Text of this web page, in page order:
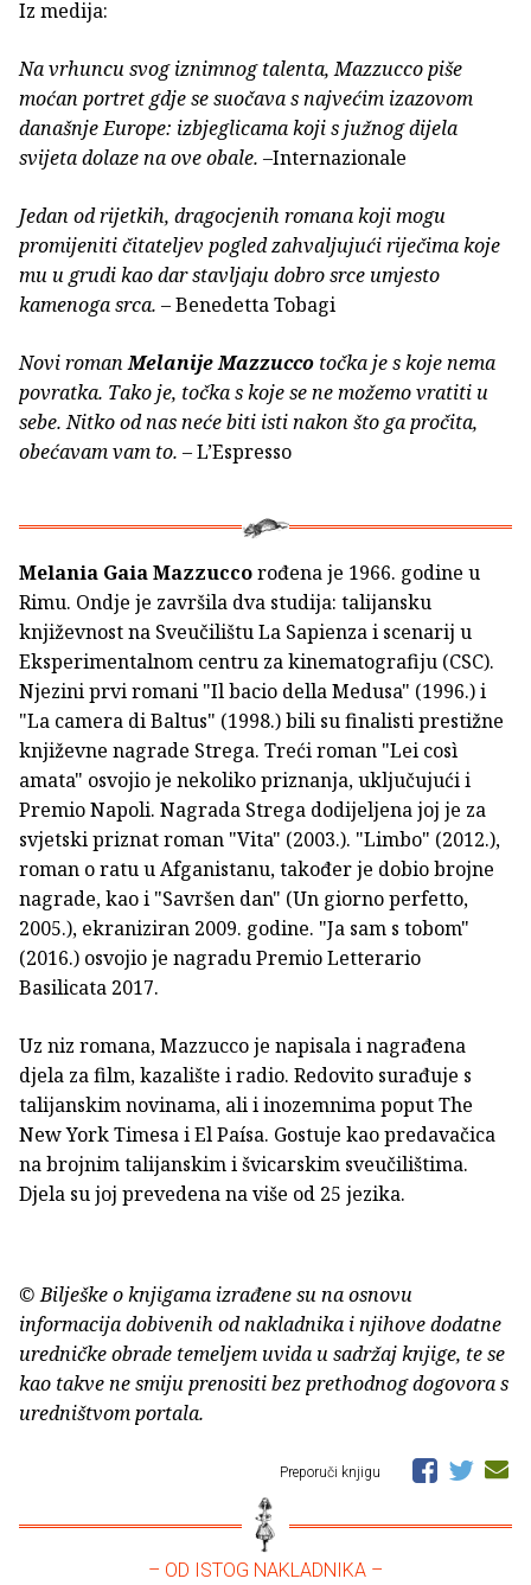
Iz medija:
Na vrhuncu svog iznimnog talenta, Mazzucco piše
moćan portret gdje se suočava s najvećim izazovom
današnje Europe: izbjeglicama koji s južnog dijela
svijeta dolaze na ove obale. –Internazionale
Jedan od rijetkih, dragocjenih romana koji mogu
promijeniti čitateljev pogled zahvaljujući riječima koje
mu u grudi kao dar stavljaju dobro srce umjesto
kamenoga srca. – Benedetta Tobagi
Novi romanMelanije Mazzucco točka je s koje nema
povratka. Tako je, točka s koje se ne možemo vratiti u
sebe. Nitko od nas neće biti isti nakon što ga pročita,
obećavam vam to. – L’Espresso
Melania Gaia Mazzuccorođena je 1966. godine u
Rimu. Ondje je završila dva studija: talijansku
književnost na Sveučilištu La Sapienza i scenarij u
Eksperimentalnom centru za kinematografiju (CSC).
Njezini prvi romani "Il bacio della Medusa" (1996.) i
"La camera di Baltus" (1998.) bili su finalisti prestižne
književne nagrade Strega. Treći roman "Lei così
amata" osvojio je nekoliko priznanja, uključujući i
Premio Napoli. Nagrada Strega dodijeljena joj je za
svjetski priznat roman "Vita" (2003.). "Limbo" (2012.),
roman o ratu u Afganistanu, također je dobio brojne
nagrade, kao i "Savršen dan" (Un giorno perfetto,
2005.), ekraniziran 2009. godine. "Ja sam s tobom"
(2016.) osvojio je nagradu Premio Letterario
Basilicata 2017.
Uz niz romana, Mazzucco je napisala i nagrađena
djela za film, kazalište i radio. Redovito surađuje s
talijanskim novinama, ali i inozemnima poput The
New York Timesa i El Paísa. Gostuje kao predavačica
na brojnim talijanskim i švicarskim sveučilištima.
Djela su joj prevedena na više od 25 jezika.
© Bilješke o knjigama izrađene su na osnovu
informacija dobivenih od nakladnika i njihove dodatne
uredničke obrade temeljem uvida u sadržaj knjige, te se
kao takve ne smiju prenositi bez prethodnog dogovora s
uredništvom portala.
Preporuči knjigu
– OD ISTOG NAKLADNIKA –